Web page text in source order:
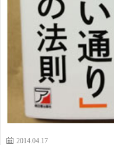
2014.04.17